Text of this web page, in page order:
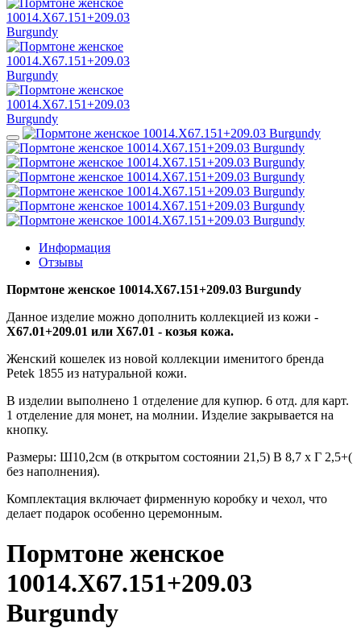
Информация
Отзывы
Пормтоне женское 10014.X67.151+209.03 Burgundy
Данное изделие можно дополнить коллекцией из кожи -
X67.01+209.01 или X67.01 - козья кожа.
Женский кошелек из новой коллекции именитого бренда
Petek 1855 из натуральной кожи.
В изделии выполнено 1 отделение для купюр. 6 отд. для карт.
1 отделение для монет, на молнии. Изделие закрывается на
кнопку.
Размеры: Ш10,2см (в открытом состоянии 21,5) В 8,7 х Г 2,5+(
без наполнения).
Комплектация включает фирменную коробку и чехол, что
делает подарок особенно церемонным.
Пормтоне женское
10014.X67.151+209.03
Burgundy